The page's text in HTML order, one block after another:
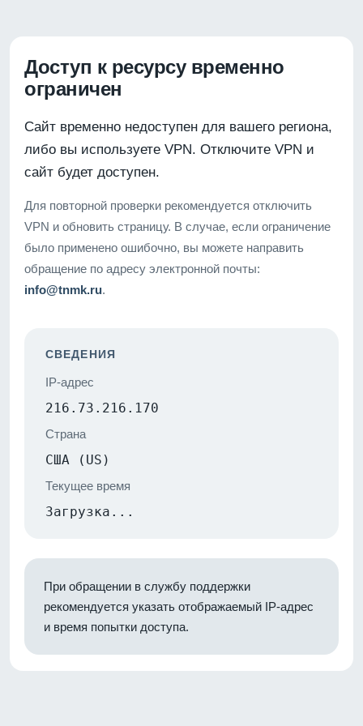
Доступ к ресурсу временно
ограничен
Сайт временно недоступен для вашего региона,
либо вы используете VPN. Отключите VPN и
сайт будет доступен.
Для повторной проверки рекомендуется отключить
VPN и обновить страницу. В случае, если ограничение
было применено ошибочно, вы можете направить
обращение по адресу электронной почты:
info@tnmk.ru.
СВЕДЕНИЯ
IP-адрес
216.73.216.170
Страна
США (US)
Текущее время
Загрузка...
При обращении в службу поддержки
рекомендуется указать отображаемый IP-адрес
и время попытки доступа.